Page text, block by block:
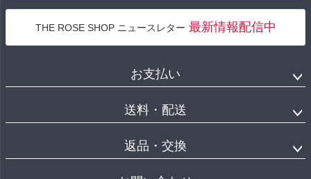
THE ROSE SHOP ニュースレター 最新情報配信中
お支払い
送料・配送
返品・交換